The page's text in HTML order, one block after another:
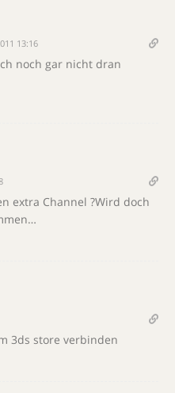
13:16
noch gar nicht dran
extra Channel ?Wird doch
3ds store verbinden